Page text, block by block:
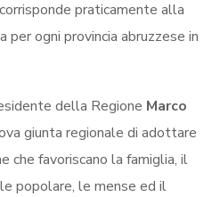
praticamente alla
per ogni provincia abruzzese in
della Regione Marco
giunta regionale di adottare
che favoriscano la famiglia, il
popolare, le mense ed il